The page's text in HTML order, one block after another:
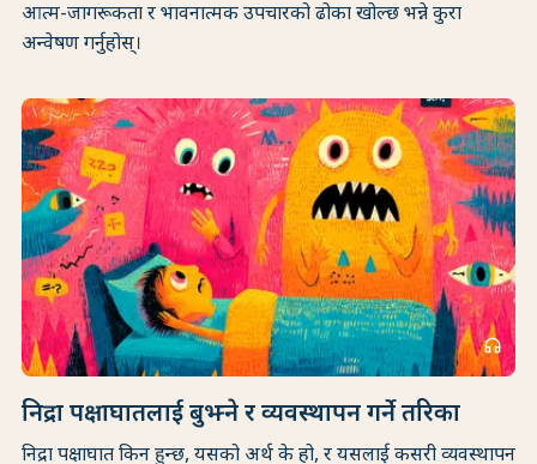
आत्म-जागरूकता र भावनात्मक उपचारको ढोका खोल्छ भन्ने कुरा
अन्वेषण गर्नुहोस्।
headphones
निद्रा पक्षाघातलाई बुझ्ने र व्यवस्थापन गर्ने तरिका
निद्रा पक्षाघात किन हुन्छ, यसको अर्थ के हो, र यसलाई कसरी व्यवस्थापन